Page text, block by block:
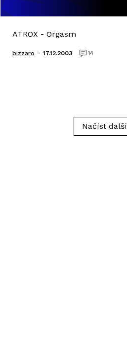
ATROX - Orgasm
bizzaro - 17.12.2003 14
Načíst další